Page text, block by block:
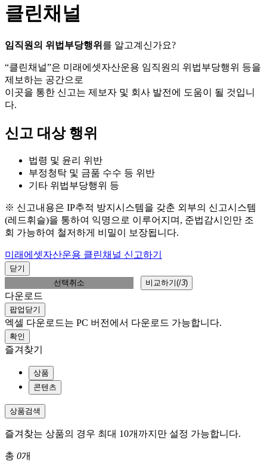
클린채널
임직원의 위법부당행위 를 알고계신가요?
“클린채널”은 미래에셋자산운용 임직원의 위법부당행위 등을
제보하는 공간으로
이곳을 통한 신고는 제보자 및 회사 발전에 도움이 될 것입니
다.
신고 대상 행위
법령 및 윤리 위반
부정청탁 및 금품 수수 등 위반
기타 위법부당행위 등
※ 신고내용은 IP추적 방지시스템을 갖춘 외부의 신고시스템
(레드휘슬)을 통하여 익명으로 이루어지며, 준법감시인만 조
회 가능하여 철저하게 비밀이 보장됩니다.
미래에셋자산운용 클린채널 신고하기
닫기
선택취소
비교하기(/3)
다운로드
팝업닫기
엑셀 다운로드는 PC 버전에서 다운로드 가능합니다.
확인
즐겨찾기
상품
콘텐츠
상품검색
즐겨찾는 상품의 경우 최대 10개까지만 설정 가능합니다.
총 0개